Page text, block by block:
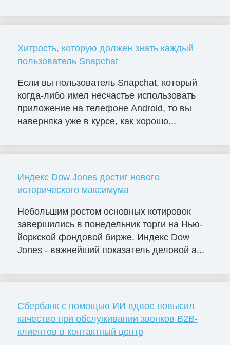
Хитрость, которую должен знать каждый
пользователь Snapchat
Если вы пользователь Snapchat, который
когда-либо имел несчастье использовать
приложение на телефоне Android, то вы
наверняка уже в курсе, как хорошо...
Индекс Dow Jones достиг нового
исторического максимума
Небольшим ростом основных котировок
завершились в понедельник торги на Нью-
йоркской фондовой бирже. Индекс Dow
Jones - важнейший показатель деловой а...
Сбербанк с помощью ИИ вдвое повысил
качество при обслуживании звонков B2B-
клиентов в контактный центр